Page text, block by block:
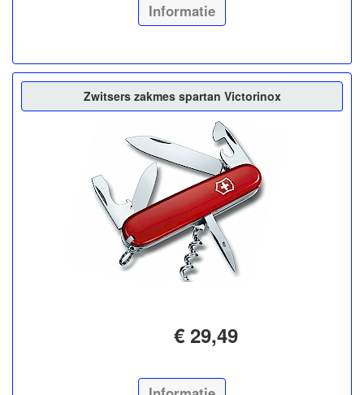
Informatie
Zwitsers zakmes spartan Victorinox
€ 29,49